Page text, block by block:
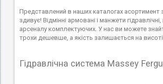
Представлений в наших каталогах асортимент
здивує! Відмінні армовані і манжети
арсеналу комплектуючих. У нас ви можете
трохи дешевше, а якість залишається на
Гідравлічна система Massey